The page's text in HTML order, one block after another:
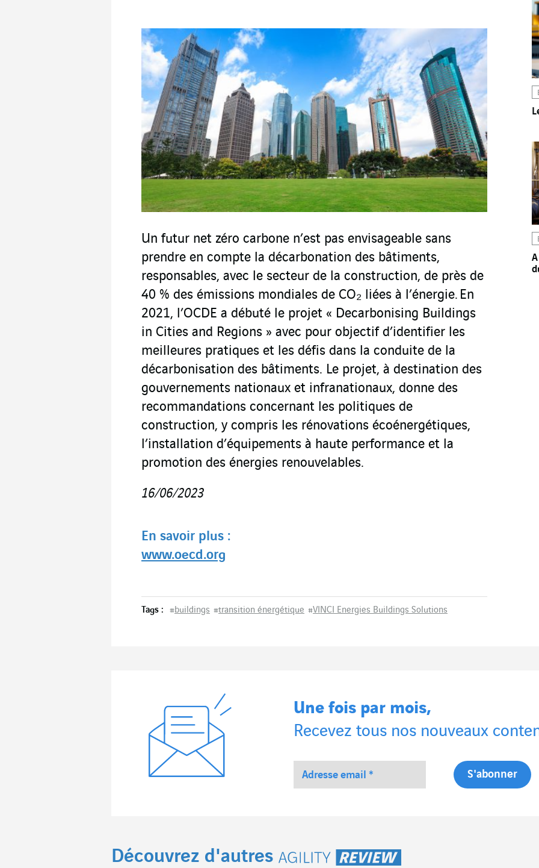
Un futur net zéro carbone n’est pas envisageable sans
prendre en compte la décarbonation des bâtiments,
responsables, avec le secteur de la construction, de près de
40 % des émissions mondiales de CO₂ liées à l’énergie. En
2021, l’OCDE a débuté le projet « Decarbonising Buildings
in Cities and Regions » avec pour objectif d’identifier les
meilleures pratiques et les défis dans la conduite de la
décarbonisation des bâtiments. Le projet, à destination des
gouvernements nationaux et infranationaux, donne des
recommandations concernant les politiques de
construction, y compris les rénovations écoénergétiques,
l’installation d’équipements à haute performance et la
promotion des énergies renouvelables.
16/06/2023
En savoir plus :
www.oecd.org
Tags : #buildings #transition énergétique #VINCI Energies Buildings Solutions
Une fois par mois,
Recevez tous nos nouveaux
Découvrez d'autres